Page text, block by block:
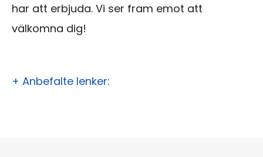
har att erbjuda. Vi ser fram emot att
välkomna dig!
+ Anbefalte lenker: